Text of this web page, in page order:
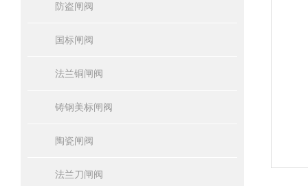
防盗闸阀
国标闸阀
法兰铜闸阀
铸钢美标闸阀
陶瓷闸阀
法兰刀闸阀